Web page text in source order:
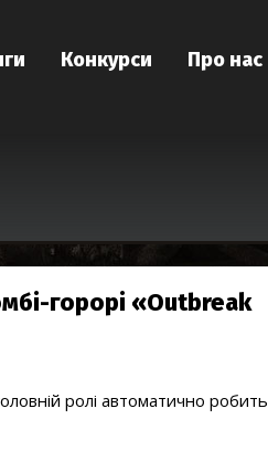
Конкурси Про нас
горорі «Outbreak
ролі автоматично робить